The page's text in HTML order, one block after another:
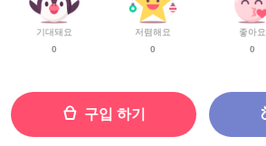
기대돼요
0
저렴해요
0
좋아요
0
구입 하기